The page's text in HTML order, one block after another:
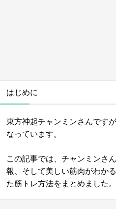
はじめに
東方神起チャンミンさんです
なっています。
この記事では、チャンミンさ
報、そして美しい筋肉がわか
た筋トレ方法をまとめました。